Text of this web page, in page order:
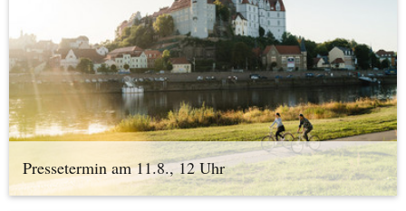
Pressetermin am 11.8., 12 Uhr